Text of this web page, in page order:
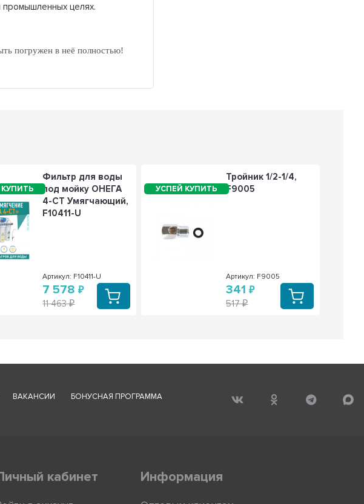
промышленных целях.
погружен в неё полностью!
Фильтр для воды
под мойку ОНЕГА
4-СТ Умягчающий,
F10411-U
Артикул: F10411-U
7 578
11 463
Тройник 1/2-1/4,
F9005
Артикул: F9005
341
517
ВАКАНСИИ БОНУСНАЯ ПРОГРАММА
кабинет Информация